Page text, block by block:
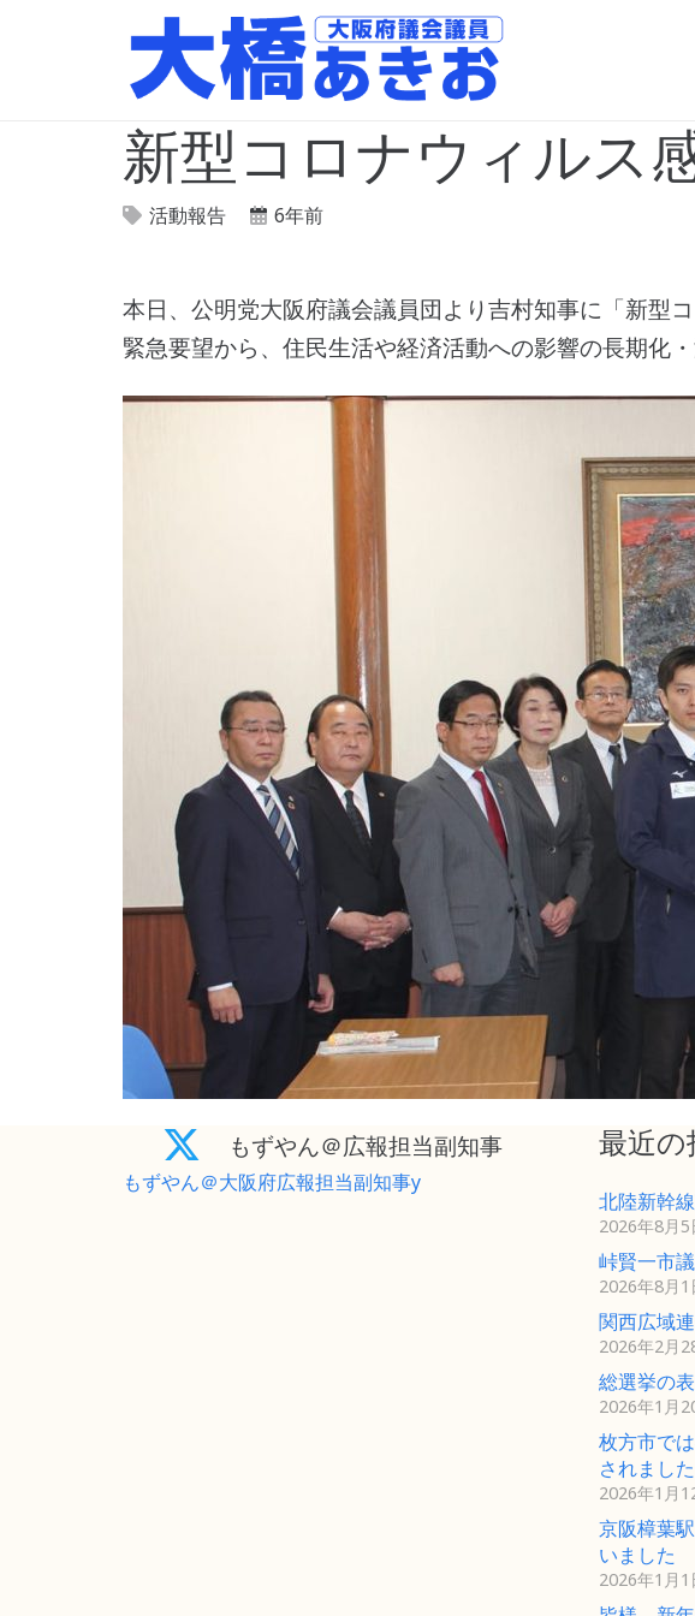
新型コロナウィルス
活動報告 6年前
本日、公明党大阪府議会議員団より吉村知事に「新型
緊急要望から、住民生活や経済活動への影響の長期化
もずやん＠広報担当副知事
もずやん＠大阪府広報担当副知事y
最近の
北陸新幹
2026年8月5
峠賢一市
2026年8月1
関西広域
2026年2月
総選挙の
2026年1月
枚方市で
されました
2026年1月
京阪樟葉
いました
2026年1月1